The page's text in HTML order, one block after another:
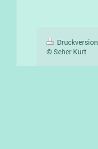
Druckversion
© Seher Kurt